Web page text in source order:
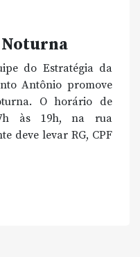
do Estratégia da
Antônio promove
O horário de
às 19h, na rua
deve levar RG, CPF